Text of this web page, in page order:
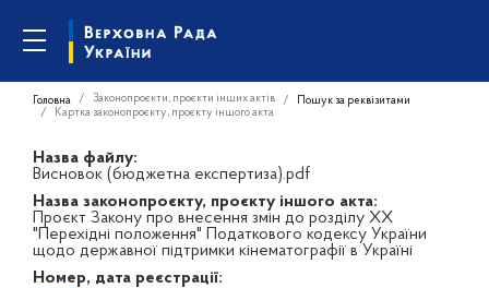
Головна Законопроєкти, проєкти інших актів
Пошук за реквізитами
Картка законопроєкту, проєкту іншого акта
Назва файлу:
Висновок (бюджетна експертиза).pdf
Назва законопроєкту, проєкту іншого акта:
Проєкт Закону про внесення змін до розділу XX
"Перехідні положення" Податкового кодексу України
щодо державної підтримки кінематографії в Україні
Номер, дата реєстрації: